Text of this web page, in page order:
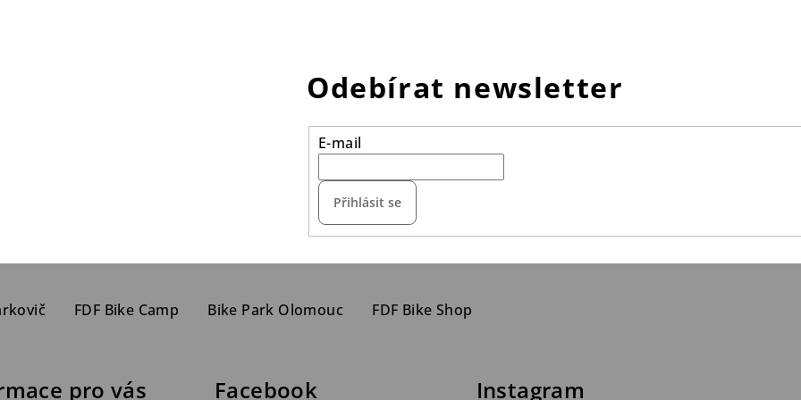
Odebírat newsletter
E-mail
Přihlásit se
FDF Bike Camp Bike Park Olomouc FDF Bike Shop
pro vás Facebook Instagram